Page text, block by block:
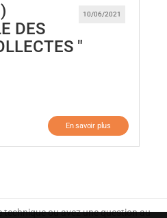
10/06/2021
DES
"
En savoir plus
ou avez une question au